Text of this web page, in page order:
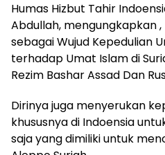
Humas Hizbut Tahir
Abdullah, mengungkapkan
sebagai Wujud Kepedulian
terhadap Umat Islam di
Rezim Bashar Assad Dan
Dirinya juga menyerukan
khususnya di Indoensia
saja yang dimiliki untuk